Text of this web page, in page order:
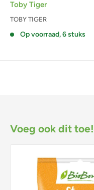
Toby Tiger
TOBY TIGER
Op voorraad, 6 stuks
Voeg ook dit toe!